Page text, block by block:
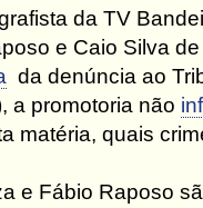
da TV
e Caio Silva
da denúncia ao
a promotoria não
matéria, quais
e Fábio Raposo